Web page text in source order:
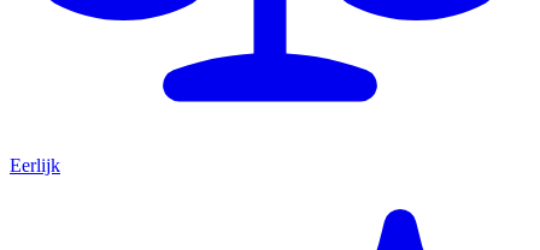
Eerlijk